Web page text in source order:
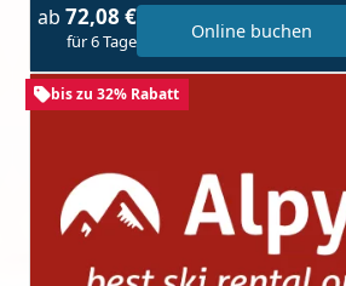
ab 72,08 €
für 6 Tage Online buchen
bis zu 32% Rabatt